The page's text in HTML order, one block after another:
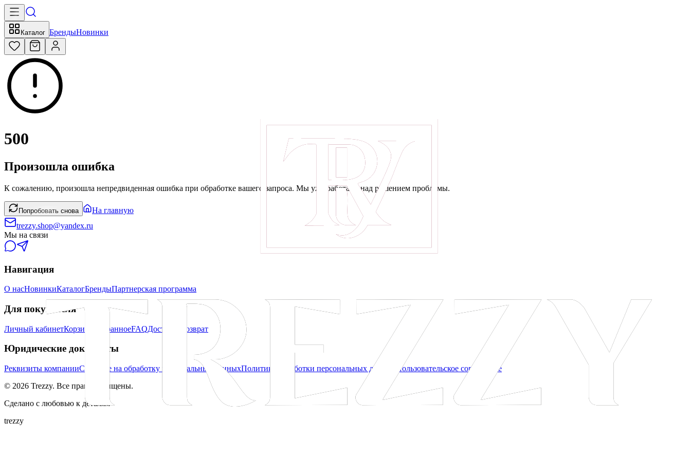
Каталог БрендыНовинки
500
Произошла ошибка
К сожалению, произошла непредвиденная ошибка при обработке вашего запроса. Мы уже работаем над решением проблемы.
Попробовать снова
На главную
trezzy.shop@yandex.ru
Мы на связи
Навигация
О насНовинкиКаталогБрендыПартнерская программа
Для покупателя
Личный кабинетКорзина ИзбранноеFAQДоставка Возврат
Юридические документы
Реквизиты компанииСогласие на обработку персональных данныхПолитика обработки персональных данных
Пользовательское соглашение
© 2026 Trezzy. Все права защищены.
Сделано с любовью к деталям
trezzy